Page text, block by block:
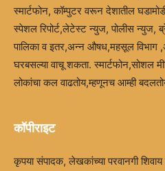
स्मार्टफोन, कॉम्पुटर वरून देशातील
स्पेशल रिपोर्ट,लेटेस्ट न्युज, पोलीस न्युज,
पालिका व इतर,अन्न औषध,महसूल विभाग
घरबसल्या वाचू शकता. स्मार्टफोन,सोशल
लोकांचा कल वाढतोय,म्हणूनच आम्ही
कॉपीराइट
कृपया संपादक, लेखकांच्या परवानगी